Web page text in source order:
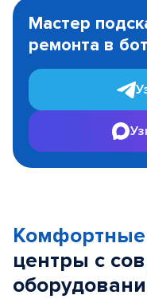
1
Мастер
ремонта в
Комфортные
центры с